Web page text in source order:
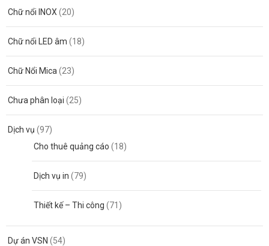
Chữ nổi INOX (20)
Chữ nổi LED âm (18)
Chữ Nổi Mica (23)
Chưa phân loại (25)
Dịch vụ (97)
Cho thuê quảng cáo (18)
Dịch vụ in (79)
Thiết kế – Thi công (71)
Dự án VSN (54)